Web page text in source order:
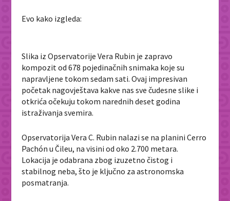
Evo kako izgleda:
Slika iz Opservatorije Vera Rubin je zapravo
kompozit od 678 pojedinačnih snimaka koje su
napravljene tokom sedam sati. Ovaj impresivan
početak nagovještava kakve nas sve čudesne slike i
otkrića očekuju tokom narednih deset godina
istraživanja svemira.
Opservatorija Vera C. Rubin nalazi se na planini Cerro
Pachón u Čileu, na visini od oko 2.700 metara.
Lokacija je odabrana zbog izuzetno čistog i
stabilnog neba, što je ključno za astronomska
posmatranja.